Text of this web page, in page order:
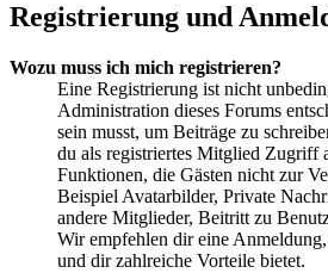
Registrierung und
Wozu muss ich mich registrieren?
Eine Registrierung ist nicht
Administration dieses Forums
sein musst, um Beiträge zu
du als registriertes Mitglied Zugriff
Funktionen, die Gästen nicht zur
Beispiel Avatarbilder, Private
andere Mitglieder, Beitritt zu
Wir empfehlen dir eine
und dir zahlreiche Vorteile bietet.